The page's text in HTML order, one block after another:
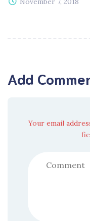
Add
Your email